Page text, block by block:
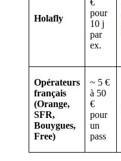
Holafly
€
pour
10 j
par
ex.
Opérateurs
français
(Orange,
SFR,
Bouygues,
Free)
~ 5 €
à 50
€
pour
un
pass